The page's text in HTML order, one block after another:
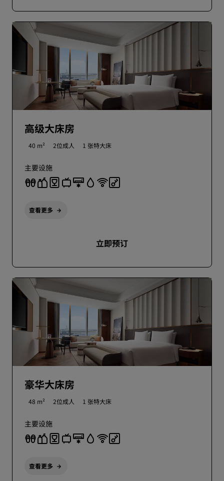
高级大床房
40 m² 2位成人 1 张特大床
主要设施
查看更多
立即预订
豪华大床房
48 m² 2位成人 1 张特大床
主要设施
查看更多